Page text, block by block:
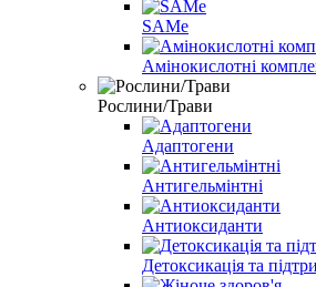
SAMe
Амінокислотні
Рослини/Трави
Адаптогени
Антигельмінтні
Антиоксиданти
Детоксикація та